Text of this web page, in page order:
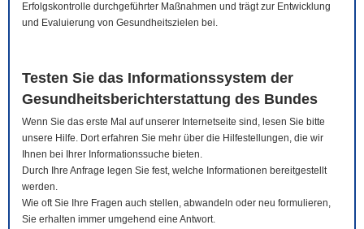
Erfolgskontrolle durchgeführter Maßnahmen und trägt zur Entwicklung
und Evaluierung von Gesundheitszielen bei.
Testen Sie das Informationssystem der
Gesundheitsberichterstattung des Bundes
Wenn Sie das erste Mal auf unserer Internetseite sind, lesen Sie bitte
unsere Hilfe. Dort erfahren Sie mehr über die Hilfestellungen, die wir
Ihnen bei Ihrer Informationssuche bieten.
Durch Ihre Anfrage legen Sie fest, welche Informationen bereitgestellt
werden.
Wie oft Sie Ihre Fragen auch stellen, abwandeln oder neu formulieren,
Sie erhalten immer umgehend eine Antwort.